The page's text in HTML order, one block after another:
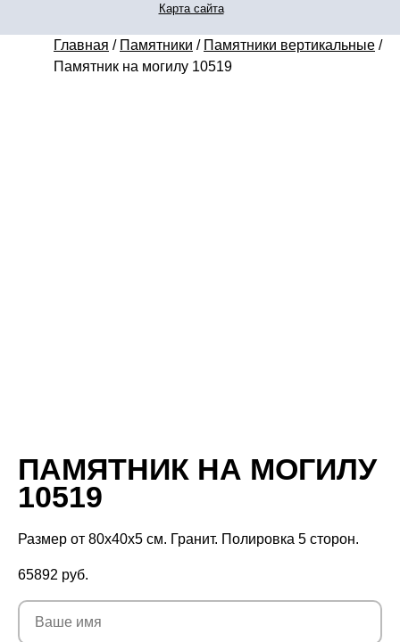
Карта сайта
Главная / Памятники / Памятники вертикальные /
Памятник на могилу 10519
ПАМЯТНИК НА МОГИЛУ
10519
Размер от 80х40х5 см. Гранит. Полировка 5 сторон.
65892 руб.